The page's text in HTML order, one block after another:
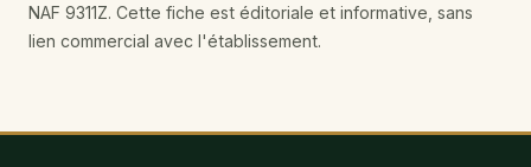
NAF 9311Z. Cette fiche est éditoriale et informative, sans
lien commercial avec l'établissement.